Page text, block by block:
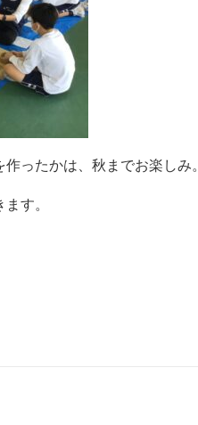
ったかは、秋までお楽しみ。
す。